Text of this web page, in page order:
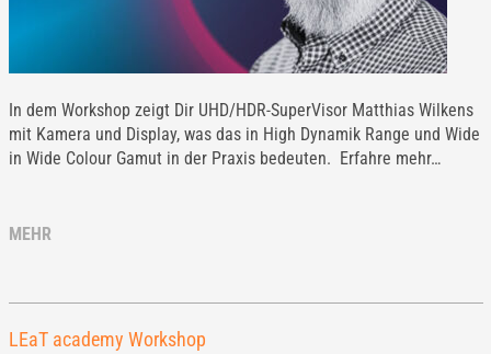
In dem Workshop zeigt Dir UHD/HDR-SuperVisor Matthias Wilkens
mit Kamera und Display, was das in High Dynamik Range und Wide
in Wide Colour Gamut in der Praxis bedeuten. Erfahre mehr…
MEHR
LEaT academy Workshop